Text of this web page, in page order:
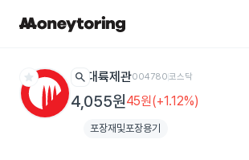
star search 대륙제관004780코스닥
4,055원45원(+1.12%)
포장재및포장용기